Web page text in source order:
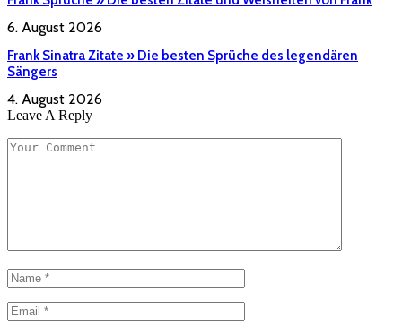
6. August 2026
Frank Sinatra Zitate » Die besten Sprüche des legendären
Sängers
4. August 2026
Leave A Reply